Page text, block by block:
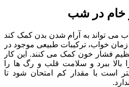
خام در شب
می تواند به آرام شدن بدن کمک کند
خواب، ترکیبات طبیعی موجود در
فشار خون کمک می کنند. این کار
ببرد و سلامت قلب و رگ ها را
است با مقدار کم امتحان شود تا